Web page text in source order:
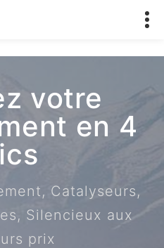
votre
en 4
Catalyseurs,
Silencieux aux
prix